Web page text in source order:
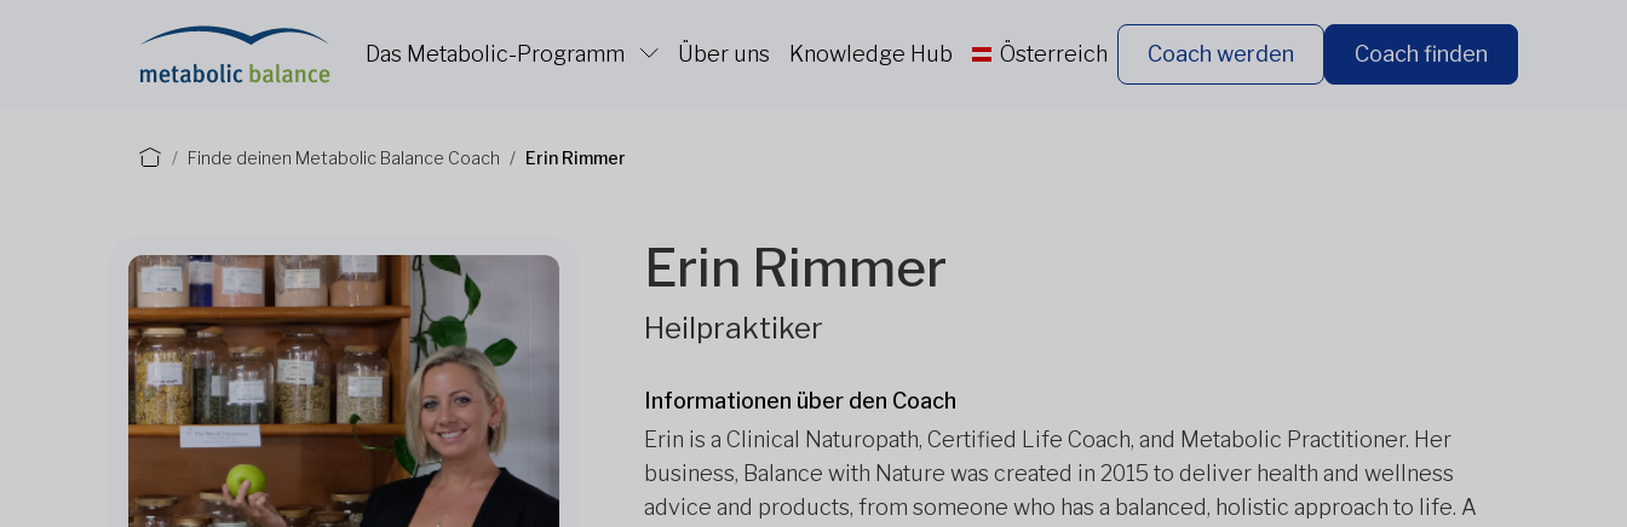
Das Metabolic-Programm Über uns Knowledge Hub Österreich Coach werden Coach finden
Finde deinen Metabolic Balance Coach Erin Rimmer
Erin Rimmer
Heilpraktiker
Informationen über den Coach
Erin is a Clinical Naturopath, Certified Life Coach, and Metabolic Practitioner. Her
business, Balance with Nature was created in 2015 to deliver health and wellness
advice and products, from someone who has a balanced, holistic approach to life. A